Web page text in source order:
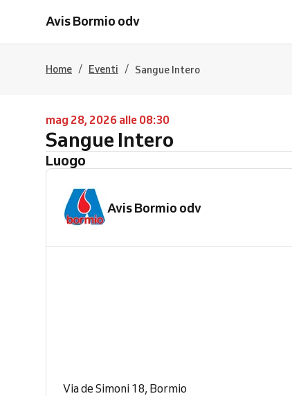
Avis Bormio odv
Home / Eventi / Sangue Intero
mag 28, 2026 alle 08:30
Sangue Intero
Luogo
Avis Bormio odv
Via de Simoni 18, Bormio